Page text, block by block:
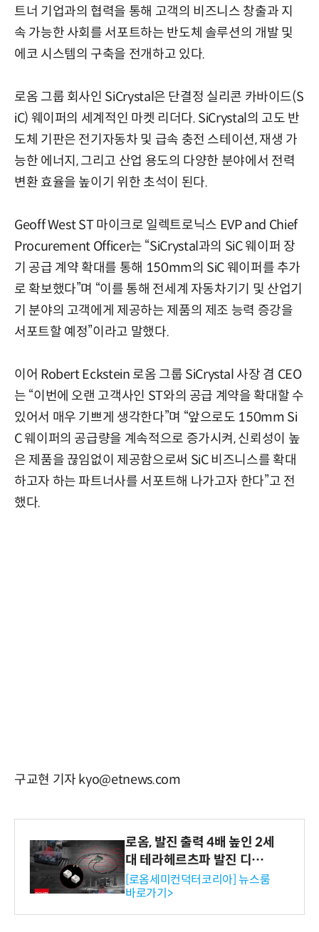
트너 기업과의 협력을 통해 고객의 비즈니스 창출과 지
속 가능한 사회를 서포트하는 반도체 솔루션의 개발 및
에코 시스템의 구축을 전개하고 있다.
로옴 그룹 회사인 SiCrystal은 단결정 실리콘 카바이드(S
iC) 웨이퍼의 세계적인 마켓 리더다. SiCrystal의 고도 반
도체 기판은 전기자동차 및 급속 충전 스테이션, 재생 가
능한 에너지, 그리고 산업 용도의 다양한 분야에서 전력
변환 효율을 높이기 위한 초석이 된다.
Geoff West ST 마이크로 일렉트로닉스 EVP and Chief
Procurement Officer는 “SiCrystal과의 SiC 웨이퍼 장
기 공급 계약 확대를 통해 150mm의 SiC 웨이퍼를 추가
로 확보했다”며 “이를 통해 전세계 자동차기기 및 산업기
기 분야의 고객에게 제공하는 제품의 제조 능력 증강을
서포트할 예정”이라고 말했다.
이어 Robert Eckstein 로옴 그룹 SiCrystal 사장 겸 CEO
는 “이번에 오랜 고객사인 ST와의 공급 계약을 확대할 수
있어서 매우 기쁘게 생각한다”며 “앞으로도 150mm Si
C 웨이퍼의 공급량을 계속적으로 증가시켜, 신뢰성이 높
은 제품을 끊임없이 제공함으로써 SiC 비즈니스를 확대
하고자 하는 파트너사를 서포트해 나가고자 한다”고 전
했다.
구교현 기자 kyo@etnews.com
로옴, 발진 출력 4배 높인 2세
대 테라헤르츠파 발진 디바이
스 개발
[로옴세미컨덕터코리아] 뉴스룸
바로가기>